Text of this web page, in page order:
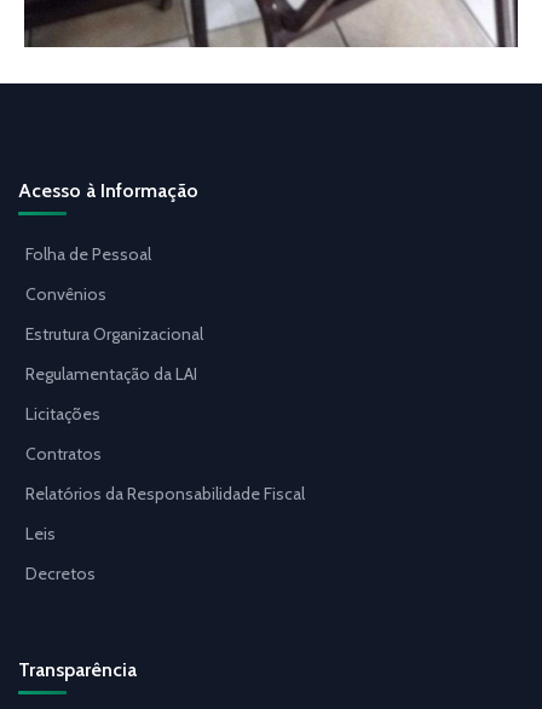
Acesso à Informação
Folha de Pessoal
Convênios
Estrutura Organizacional
Regulamentação da LAI
Licitações
Contratos
Relatórios da Responsabilidade Fiscal
Leis
Decretos
Transparência